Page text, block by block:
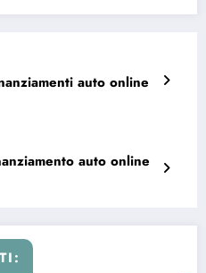
auto online
auto online